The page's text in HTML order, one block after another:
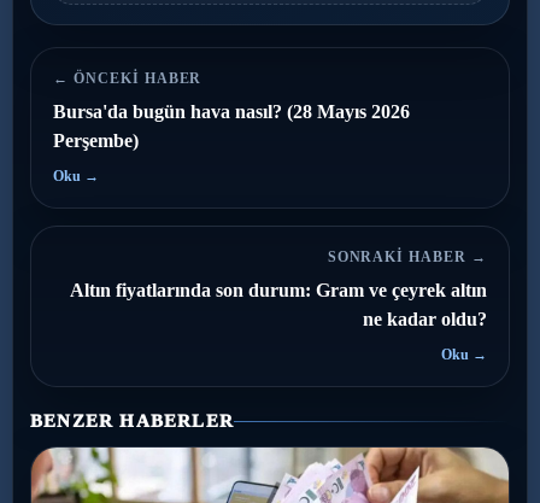
← ÖNCEKI HABER
Bursa'da bugün hava nasıl? (28 Mayıs 2026
Perşembe)
Oku →
SONRAKI HABER →
Altın fiyatlarında son durum: Gram ve çeyrek altın
ne kadar oldu?
Oku →
BENZER HABERLER